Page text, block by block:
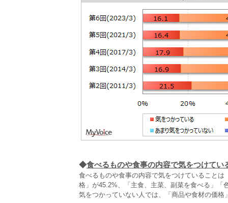
◆食べるものや食事の内容で気をつけてい
食べるものや食事の内容で気をつけていること
格」が45.2%、「主食、主菜、副菜を食べる」「
気をつかっていない人では、「商品や食材の価